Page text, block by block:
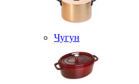
Чугун